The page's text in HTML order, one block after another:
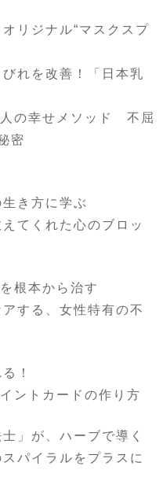
リジナル“マスクスプ
れを改善！「日本乳
人の幸せメソッド 不屈
密
き方に学ぶ
てくれた心のブロッ
根本から治す
する、女性特有の不
！
ントカードの作り方
」が、ハーブで導く
パイラルをプラスに